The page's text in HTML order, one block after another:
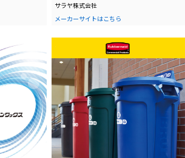
サラヤ株式会社
メーカーサイトはこちら